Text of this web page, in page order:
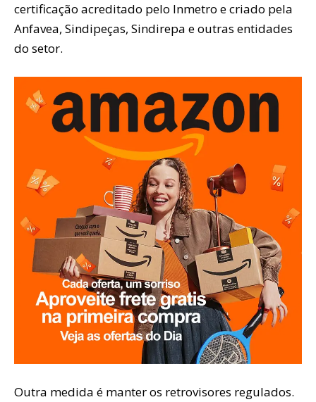
certificação acreditado pelo Inmetro e criado pela
Anfavea, Sindipeças, Sindirepa e outras entidades
do setor.
Outra medida é manter os retrovisores regulados.